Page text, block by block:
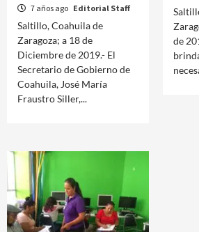
7 años ago Editorial Staff
Saltillo, Coahuila de
Zaragoza; a 18 de
Diciembre de 2019.- El
Secretario de Gobierno de
Coahuila, José María
Fraustro Siller,...
de